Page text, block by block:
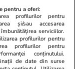
rezervate
pentru a oferi:
profilurilor pentru
și/sau accesarea
serviciilor.
profilurilor pentru
profilurilor pentru
conținutului.
de date din surse